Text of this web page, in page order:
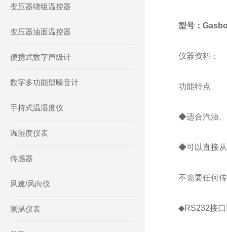
变压器绕组温控器
变压器油面温控器
便携式数字声级计
数字多功能型噪音计
手持式温湿度仪
温湿度仪表
传感器
风速/风向仪
测温仪表
型号：
仪器资料：
功能特点
◆适合汽油、
◆可以直接从
不需要任何
◆RS232接